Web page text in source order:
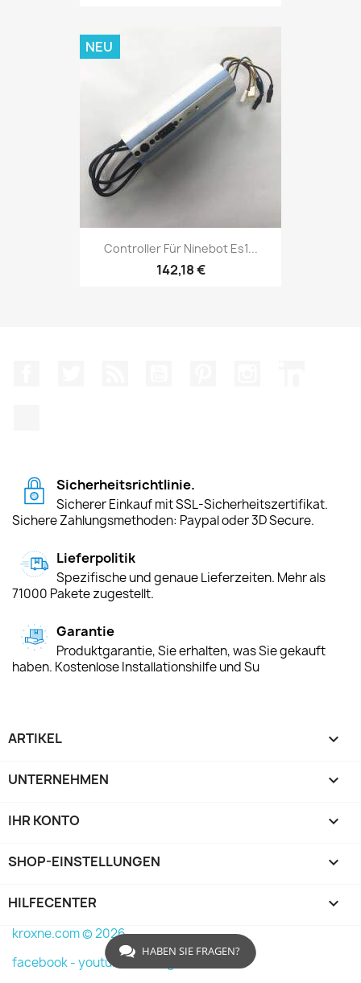
Controller Für Ninebot Es1...
142,18 €
NEU
Sicherheitsrichtlinie.
Sicherer Einkauf mit SSL-Sicherheitszertifikat.
Sichere Zahlungsmethoden: Paypal oder 3D Secure.
Lieferpolitik
Spezifische und genaue Lieferzeiten. Mehr als
71000 Pakete zugestellt.
Garantie
Produktgarantie, Sie erhalten, was Sie gekauft
haben. Kostenlose Installationshilfe und Su
ARTIKEL 
UNTERNEHMEN 
IHR KONTO 
SHOP-EINSTELLUNGEN keyboard_arrow_down
HILFECENTER 
kroxne.com © 2026
facebook -youtube -
HABEN SIE FRAGEN?